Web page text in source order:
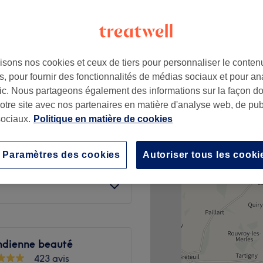
à partir de 36 €
Économisez jusqu'à 20%
à partir de 16,80 €
à partir de 5,60 €
Économisez jusqu'à 20%
beauté
423 avis
nos cookies et ceux de tiers pour personnaliser le
pour fournir des fonctionnalités de médias sociaux et pour
Nous partageons également des informations sur la façon
site avec nos partenaires en matière d'analyse web, de
Politique en matière de cookies
Autoriser tous les
Paramètres des cookies